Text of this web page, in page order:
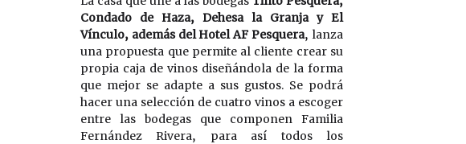
Condado de Haza, Dehesa la Granja y El
Vínculo, además del Hotel AF Pesquera, lanza
una propuesta que permite al cliente crear su
propia caja de vinos diseñándola de la forma
que mejor se adapte a sus gustos. Se podrá
hacer una selección de cuatro vinos a escoger
entre las bodegas que componen Familia
Fernández Rivera, para así todos los